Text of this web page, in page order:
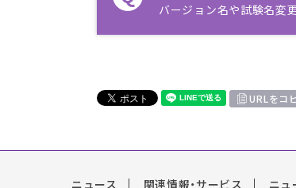
バージョン名や試験名変
URLをコ
ニュース 関連情報・サービス ニュ